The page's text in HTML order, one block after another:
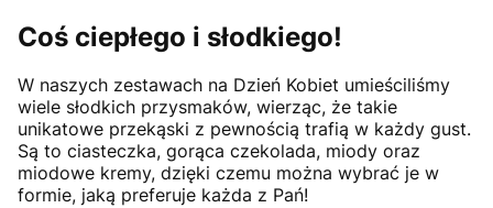
Coś ciepłego i słodkiego!
W naszych zestawach na Dzień Kobiet umieściliśmy
wiele słodkich przysmaków, wierząc, że takie
unikatowe przekąski z pewnością trafią w każdy gust.
Są to ciasteczka, gorąca czekolada, miody oraz
miodowe kremy, dzięki czemu można wybrać je w
formie, jaką preferuje każda z Pań!